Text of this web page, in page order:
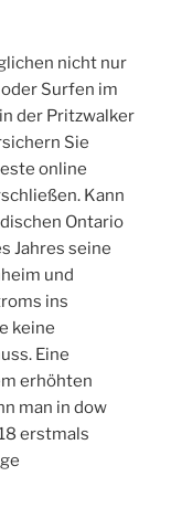
nicht nur
Surfen im
der Pritzwalker
Sie
online
Kann
Ontario
Jahres seine
und
ins
keine
Eine
erhöhten
man in dow
erstmals